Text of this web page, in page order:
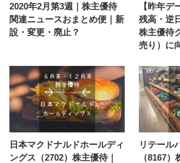
2020年2月第3週｜株主優待
関連ニュースおまとめ便｜新
設・変更・廃止？
【昨年デ
残高・逆
株主優待
売り）に
日本マクドナルドホールディ
ングス（2702）株主優待｜
リテール
（8167